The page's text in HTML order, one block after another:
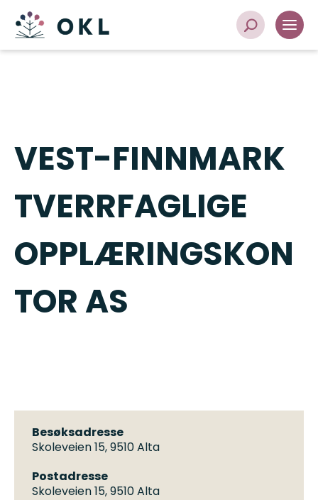
VEST-FINNMARK
TVERRFAGLIGE
OPPLÆRINGSKON
TOR AS
Besøksadresse
Skoleveien 15, 9510 Alta
Postadresse
Skoleveien 15, 9510 Alta